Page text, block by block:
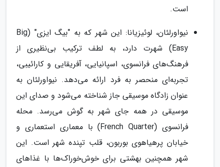
است.
نیواورلئان، لوئیزیانا: این شهر که به "بیگ ایزی" (Big
Easy) شهرت دارد، به لطف ترکیب بی‌نظیری از
فرهنگ‌های فرانسوی، اسپانیایی، آفریقایی و کارائیبی،
تجربه‌ای منحصر به فرد ارائه می‌دهد. نیواورلئان به
عنوان زادگاه موسیقی جاز شناخته می‌شود و صدای این
موسیقی در همه جای شهر به گوش می‌رسد. محله
فرانسوی (French Quarter) با معماری استعماری و
خیابان پرهیاهوی بوربون، قلب تپنده شهر است. این
شهر همچنین بهشتی برای خوش‌خوراک‌ها با غذاهای